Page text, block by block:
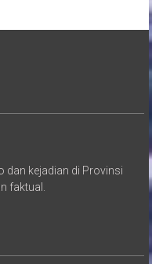
dan kejadian di Provinsi
faktual.